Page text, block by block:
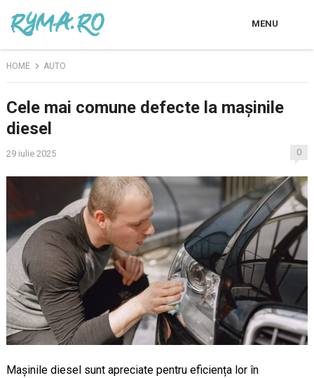
MENU
HOME AUTO
Cele mai comune defecte la mașinile
diesel
29 iulie 2025 0
Mașinile diesel sunt apreciate pentru eficiența lor în